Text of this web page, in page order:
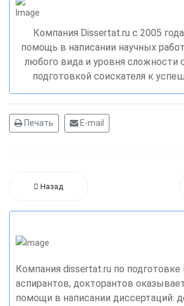
Компания Dissertat.ru c 2005
помощь в написании научных
любого вида и уровня сложности
подготовкой соискателя к
Печать E-mail
Назад
Компания dissertat.ru по подготовке
аспирантов, докторантов
помощи в написании диссертаций: